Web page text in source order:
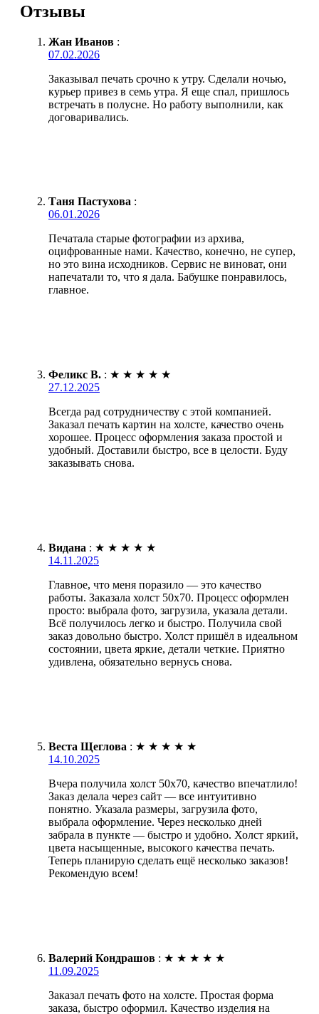
Отзывы
Жан Иванов :
07.02.2026
Заказывал печать срочно к утру. Сделали ночью,
курьер привез в семь утра. Я еще спал, пришлось
встречать в полусне. Но работу выполнили, как
договаривались.
Таня Пастухова :
06.01.2026
Печатала старые фотографии из архива,
оцифрованные нами. Качество, конечно, не супер,
но это вина исходников. Сервис не виноват, они
напечатали то, что я дала. Бабушке понравилось,
главное.
Феликс В. : ★ ★ ★ ★ ★
27.12.2025
Всегда рад сотрудничеству с этой компанией.
Заказал печать картин на холсте, качество очень
хорошее. Процесс оформления заказа простой и
удобный. Доставили быстро, все в целости. Буду
заказывать снова.
Видана : ★ ★ ★ ★ ★
14.11.2025
Главное, что меня поразило — это качество
работы. Заказала холст 50х70. Процесс оформлен
просто: выбрала фото, загрузила, указала детали.
Всё получилось легко и быстро. Получила свой
заказ довольно быстро. Холст пришёл в идеальном
состоянии, цвета яркие, детали четкие. Приятно
удивлена, обязательно вернусь снова.
Веста Щеглова : ★ ★ ★ ★ ★
14.10.2025
Вчера получила холст 50х70, качество впечатлило!
Заказ делала через сайт — все интуитивно
понятно. Указала размеры, загрузила фото,
выбрала оформление. Через несколько дней
забрала в пункте — быстро и удобно. Холст яркий,
цвета насыщенные, высокого качества печать.
Теперь планирую сделать ещё несколько заказов!
Рекомендую всем!
Валерий Кондрашов : ★ ★ ★ ★ ★
11.09.2025
Заказал печать фото на холсте. Простая форма
заказа, быстро оформил. Качество изделия на